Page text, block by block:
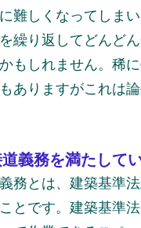
難しくなってしま
繰り返してどんど
もしれません。稀
ありますがこれは論
義務を満たして
務とは、建築基準
とです。建築基準